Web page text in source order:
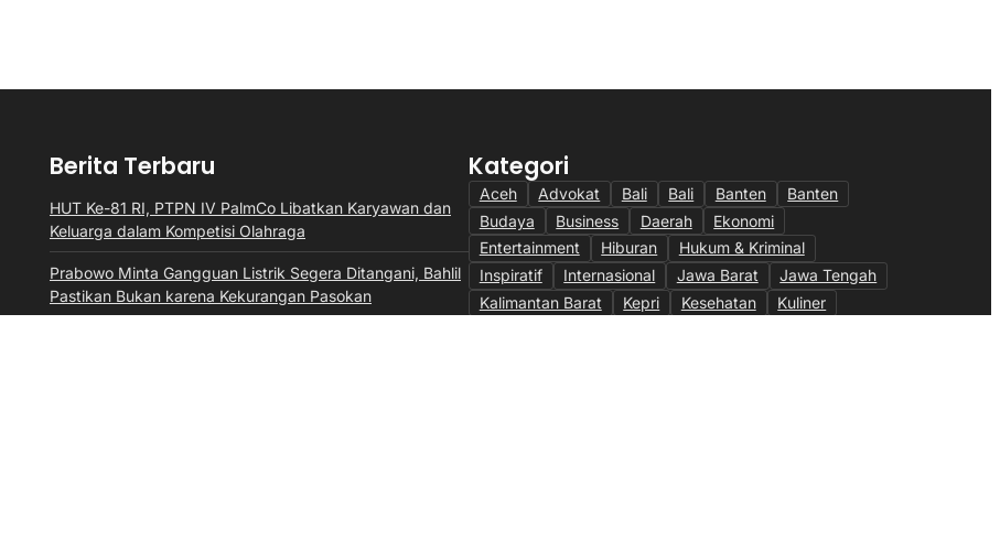
Berita Terbaru
HUT Ke-81 RI, PTPN IV PalmCo Libatkan Karyawan dan
Keluarga dalam Kompetisi Olahraga
Prabowo Minta Gangguan Listrik Segera Ditangani, Bahlil
Pastikan Bukan karena Kekurangan Pasokan
Kategori
Aceh Advokat Bali Bali Banten
Banten
Budaya
Business Daerah
Ekonomi
Entertainment
Hiburan
Hukum & Kriminal
Inspiratif
Internasional Jawa Barat
Jawa Tengah
Kalimantan Barat
Kepri Kesehatan
Kuliner